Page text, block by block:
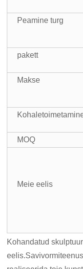
Peamine turg
pakett
Makse
MOQ
Meie eelis
Kohandatud